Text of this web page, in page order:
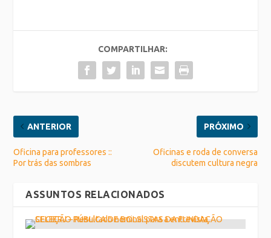
COMPARTILHAR:
ANTERIOR
Oficina para professores ::
Por trás das sombras
PRÓXIMO
Oficinas e roda de conversa
discutem cultura negra
ASSUNTOS RELACIONADOS